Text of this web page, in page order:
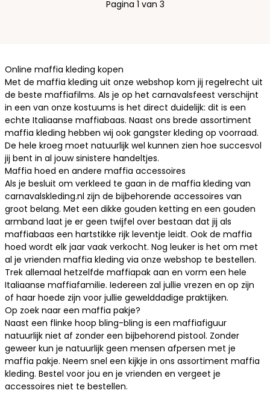
Pagina 1 van 3
Online maffia kleding kopen
Met de maffia kleding uit onze webshop kom jij regelrecht uit
de beste maffiafilms. Als je op het carnavalsfeest verschijnt
in een van onze kostuums is het direct duidelijk: dit is een
echte Italiaanse maffiabaas. Naast ons brede assortiment
maffia kleding hebben wij ook gangster kleding op voorraad.
De hele kroeg moet natuurlijk wel kunnen zien hoe succesvol
jij bent in al jouw sinistere handeltjes.
Maffia hoed en andere maffia accessoires
Als je besluit om verkleed te gaan in de maffia kleding van
carnavalskleding.nl zijn de bijbehorende accessoires van
groot belang. Met een dikke gouden ketting en een gouden
armband laat je er geen twijfel over bestaan dat jij als
maffiabaas een hartstikke rijk leventje leidt. Ook de maffia
hoed wordt elk jaar vaak verkocht. Nog leuker is het om met
al je vrienden maffia kleding via onze webshop te bestellen.
Trek allemaal hetzelfde maffiapak aan en vorm een hele
Italiaanse maffiafamilie. Iedereen zal jullie vrezen en op zijn
of haar hoede zijn voor jullie gewelddadige praktijken.
Op zoek naar een maffia pakje?
Naast een flinke hoop bling-bling is een maffiafiguur
natuurlijk niet af zonder een bijbehorend pistool. Zonder
geweer kun je natuurlijk geen mensen afpersen met je
maffia pakje. Neem snel een kijkje in ons assortiment maffia
kleding. Bestel voor jou en je vrienden en vergeet je
accessoires niet te bestellen.